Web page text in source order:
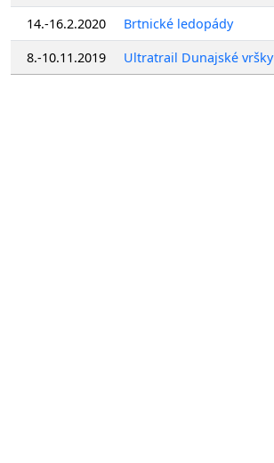
14.-16.2.2020
Brtnické ledopády
8.-10.11.2019
Ultratrail Dunajské vršky